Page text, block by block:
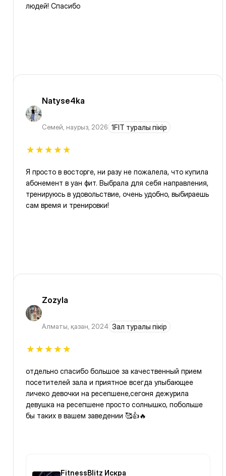
людей! Спасибо
Natyse4ka
Семей, наурыз, 2026 1FIT туралы пікір
Я просто в восторге, ни разу не пожалела, что купила
абонемент в уан фит. Выбрала для себя направления,
тренируюсь в удовольствие, очень удобно, выбираешь
сам время и тренировки!
Zozyla
Алматы, қазан, 2024 Зал туралы пікір
отдельно спасибо большое за качественный прием
посетителей зала и приятное всегда улыбающее
личеко девочки на ресепшене,сегоня дежурила
девушка на ресепшене просто солнышко, побольше
бы таких в вашем заведении 🥰👍🔥
FitnessBlitz Искра